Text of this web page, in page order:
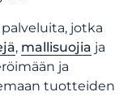
jotka
, mallisuojia ja
ja
tuotteiden